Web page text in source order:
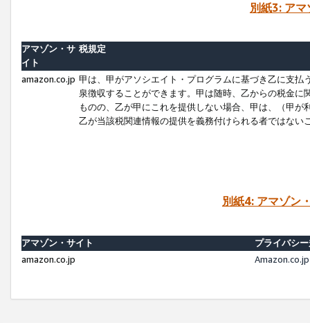
別紙3: ア
アマゾン・サ
イト
税規定
amazon.co.jp 甲は、甲がアソシエイト・プログラムに基づき乙に支
泉徴収することができます。甲は随時、乙からの税金
ものの、乙が甲にこれを提供しない場合、甲は、（甲
乙が当該税関連情報の提供を義務付けられる者ではな
別紙4: アマゾン
アマゾン・サイト
プライバシ
amazon.co.jp